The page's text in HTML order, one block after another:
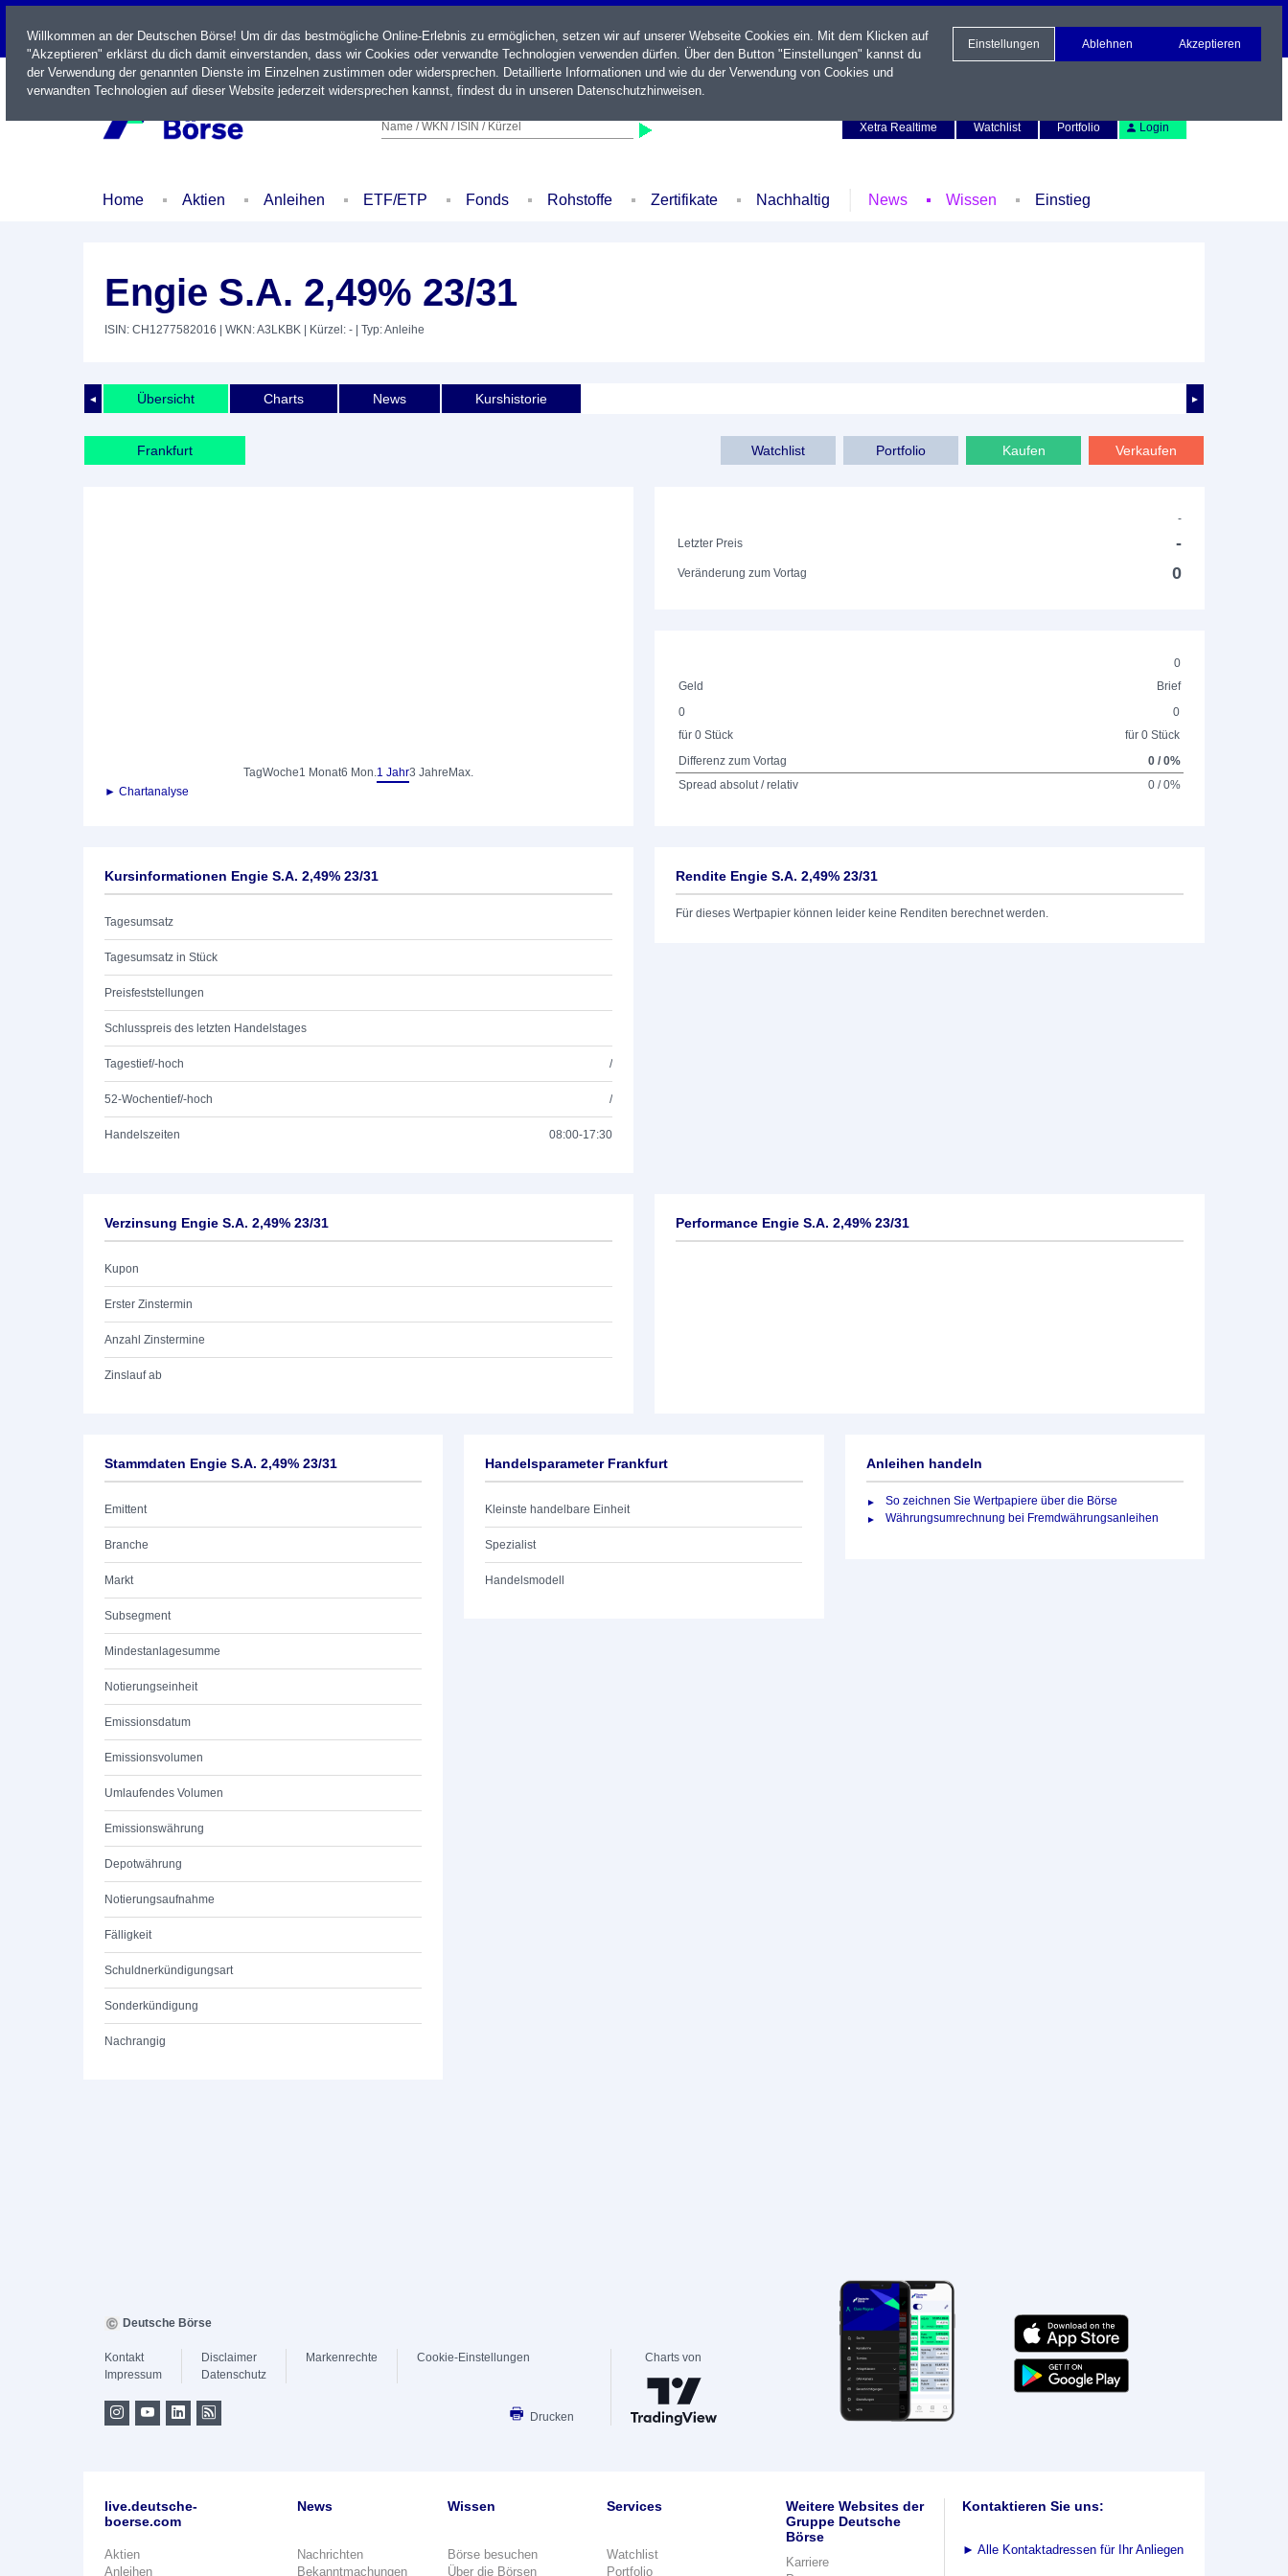
LIVE
Name / WKN / ISIN / Kürzel
Xetra Realtime
Watchlist Portfolio Login
Home Aktien Anleihen ETF/ETP Fonds Rohstoffe Zertifikate Nachhaltig News Wissen Einstieg
Engie S.A. 2,49% 23/31
ISIN: CH1277582016 | WKN: A3LKBK | Kürzel: - | Typ: Anleihe
◄ ►
Übersicht Charts News Kurshistorie
Frankfurt Verkaufen
Kaufen
Portfolio
Watchlist
TagWoche1 Monat6 Mon.1 Jahr3 Jahre Max.
► Chartanalyse
-
Letzter Preis
-
Veränderung zum Vortag 0
0
Geld
Brief
0
für 0 Stück
0
für 0 Stück
Differenz zum Vortag
0 / 0%
Spread absolut / relativ
0 / 0%
Kursinformationen Engie S.A. 2,49% 23/31
Tagesumsatz
Tagesumsatz in Stück
Preisfeststellungen
Schlusspreis des letzten Handelstages
Tagestief/-hoch /
52-Wochentief/-hoch /
Handelszeiten 08:00-17:30
Rendite Engie S.A. 2,49% 23/31
Für dieses Wertpapier können leider keine Renditen berechnet werden.
Verzinsung Engie S.A. 2,49% 23/31
Kupon
Erster Zinstermin
Anzahl Zinstermine
Zinslauf ab
Performance Engie S.A. 2,49% 23/31
Stammdaten Engie S.A. 2,49% 23/31
Emittent
Branche
Markt
Subsegment
Mindestanlagesumme
Notierungseinheit
Emissionsdatum
Emissionsvolumen
Umlaufendes Volumen
Emissionswährung
Depotwährung
Notierungsaufnahme
Fälligkeit
Schuldnerkündigungsart
Sonderkündigung
Nachrangig
Handelsparameter Frankfurt
Kleinste handelbare Einheit
Spezialist
Handelsmodell
Anleihen handeln
So zeichnen Sie Wertpapiere über die Börse
Währungsumrechnung bei Fremdwährungsanleihen
Willkommen an der Deutschen Börse! Um dir das bestmögliche Online-Erlebnis zu ermöglichen, setzen wir auf unserer Webseite Cookies ein. Mit dem Klicken auf
"Akzeptieren" erklärst du dich damit einverstanden, dass wir Cookies oder verwandte Technologien verwenden dürfen. Über den Button "Einstellungen" kannst du
der Verwendung der genannten Dienste im Einzelnen zustimmen oder widersprechen. Detaillierte Informationen und wie du der Verwendung von Cookies und
verwandten Technologien auf dieser Website jederzeit widersprechen kannst, findest du in unseren Datenschutzhinweisen.
Einstellungen Ablehnen Akzeptieren
Deutsche Börse
Kontakt
Impressum
Disclaimer
Datenschutz
Markenrechte Cookie-Einstellungen
Drucken
Charts von
live.deutsche-
boerse.com
Aktien
Anleihen
News
Nachrichten
Bekanntmachungen
Wissen
Börse besuchen
Über die Börsen
Services
Watchlist
Portfolio
Weitere Websites der
Gruppe Deutsche
Börse
Karriere
Kontaktieren Sie uns:
► Alle Kontaktadressen für Ihr Anliegen